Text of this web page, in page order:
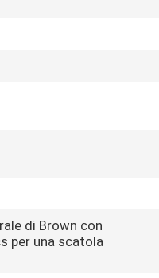
di Brown con
per una scatola